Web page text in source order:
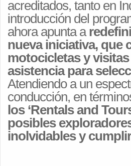
acreditados, tanto en
introducción del
ahora apunta a
nueva iniciativa, que
motocicletas y
asistencia para
Atendiendo a un
conducción, en
los ‘Rentals and
posibles
inolvidables y